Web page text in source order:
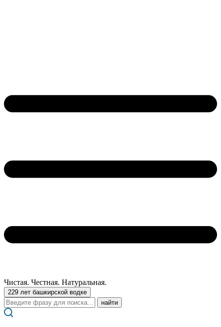
Чистая. Честная. Натуральная.
229 лет башкирской водке
Поиск: